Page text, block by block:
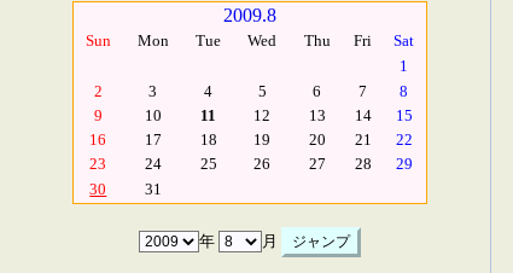
2009.8
Sun Mon Tue Wed Thu Fri
Sat
1
2
3 4 5 6 7
8
9
10 11 12 13 14
15
16
17 18 19 20 21
22
23
24 25 26 27 28
29
30
31
年 月